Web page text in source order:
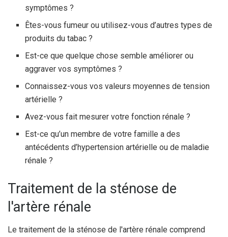
symptômes ?
Êtes-vous fumeur ou utilisez-vous d’autres types de
produits du tabac ?
Est-ce que quelque chose semble améliorer ou
aggraver vos symptômes ?
Connaissez-vous vos valeurs moyennes de tension
artérielle ?
Avez-vous fait mesurer votre fonction rénale ?
Est-ce qu’un membre de votre famille a des
antécédents d’hypertension artérielle ou de maladie
rénale ?
Traitement de la sténose de
l'artère rénale
Le traitement de la sténose de l'artère rénale comprend